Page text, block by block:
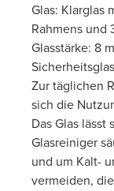
Glas: Klarglas
Rahmens und
Glasstärke: 8
Sicherheitsglas
Zur täglichen
sich die
Das Glas
Glasreiniger
und um Kalt-
vermeiden,